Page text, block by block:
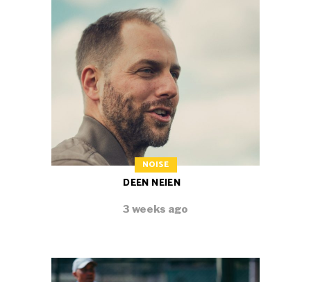
NOISE
DEEN NEIEN
3 weeks ago